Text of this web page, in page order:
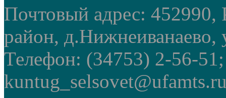
Почтовый адрес: 452990,
район, д.Нижнеиванаево,
Телефон: (34753) 2-56-